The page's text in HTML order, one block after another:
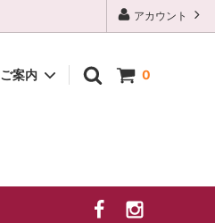
アカウント
0
ご案内